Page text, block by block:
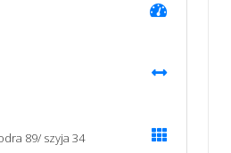
89/ szyja 34